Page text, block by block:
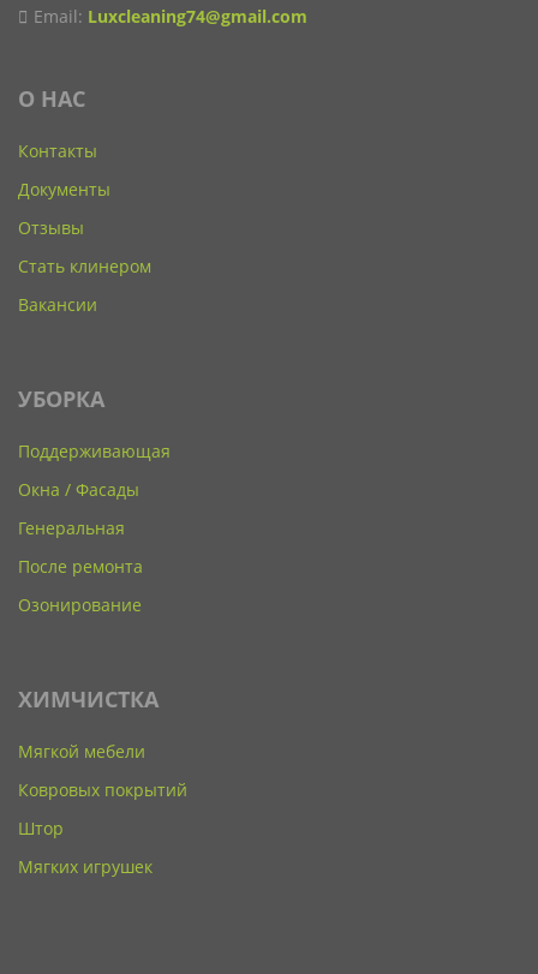
Email: Luxcleaning74@gmail.com
О НАС
Контакты
Документы
Отзывы
Стать клинером
Вакансии
УБОРКА
Поддерживающая
Окна / Фасады
Генеральная
После ремонта
Озонирование
ХИМЧИСТКА
Мягкой мебели
Ковровых покрытий
Штор
Мягких игрушек